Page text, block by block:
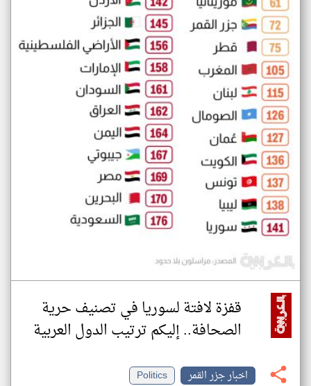
قفزة لافتة لسوريا في تصنيف حرية
الصحافة.. إليكم ترتيب الدول العربية
اخبار جزر القمر
Politics